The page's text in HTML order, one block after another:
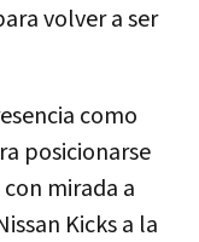
volver a ser
como
posicionarse
mirada a
Kicks a la